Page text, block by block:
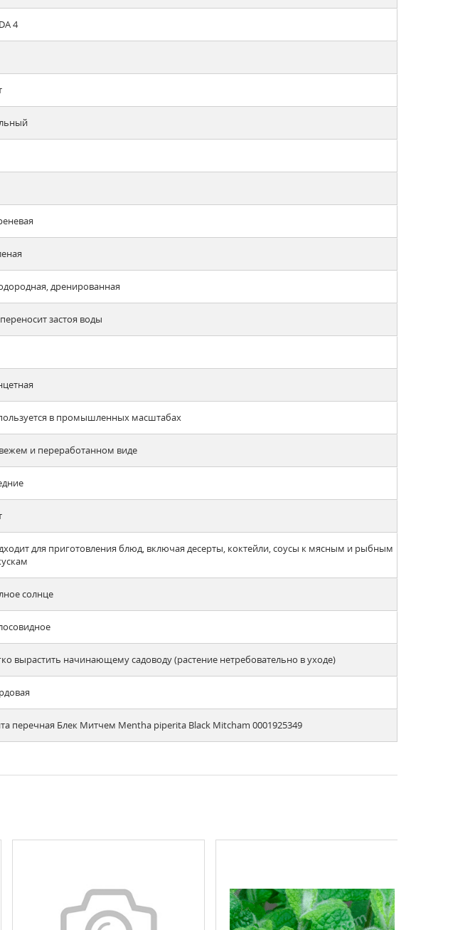
4
дренированная
застоя воды
в промышленных масштабах
и переработанном виде
для приготовления блюд, включая десерты, коктейли, соусы к мясным и рыбным
солнце
вырастить начинающему садоводу (растение нетребовательно в уходе)
перечная Блек Митчем Mentha piperita Black Mitcham 0001925349